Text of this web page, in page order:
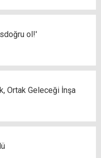
ol!'
Ortak Geleceği İnşa